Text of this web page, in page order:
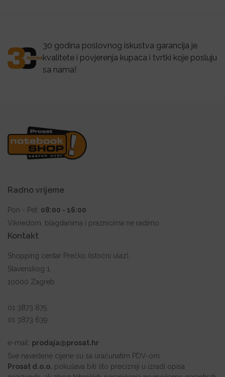
30 godina poslovnog iskustva garancija je
kvalitete i povjerenja kupaca i tvrtki koje posluju
sa nama!
Radno vrijeme
Pon - Pet: 08:00 - 16:00
Viknedom, blagdanima i praznicima ne radimo.
Kontakt
Shopping centar Prečko (istočni ulaz),
Slavenskog 1,
10000 Zagreb
01 3873 875
01 3873 639
e-mail: prodaja@prosat.hr
Sve navedene cijene su sa uračunatim PDV-om.
Prosat d.o.o. pokušava biti što precizniji u izradi opisa